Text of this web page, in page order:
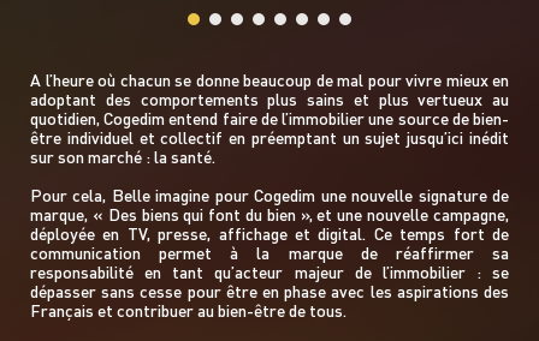
A l’heure où chacun se donne beaucoup de mal pour vivre mieux en
adoptant des comportements plus sains et plus vertueux au
quotidien, Cogedim entend faire de l’immobilier une source de bien-
être individuel et collectif en préemptant un sujet jusqu’ici inédit
sur son marché : la santé.
Pour cela, Belle imagine pour Cogedim une nouvelle signature de
marque, « Des biens qui font du bien », et une nouvelle campagne,
déployée en TV, presse, affichage et digital. Ce temps fort de
communication permet à la marque de réaffirmer sa
responsabilité en tant qu’acteur majeur de l’immobilier : se
dépasser sans cesse pour être en phase avec les aspirations des
Français et contribuer au bien-être de tous.
sont protégés par la législation sur le droit d’auteur
: ce peut être notamment des photographies, des
propriété intellectuelle.
sont protégés par la législation sur les marques.
Les éléments ainsi protégés sont la propriété de
l’Agence ou de tiers ayant autorisé l’Agence à les
exploiter. A ce titre, les reproductions, sur un support
papier ou informatique, des sites et des œuvres et
modèles qui y sont reproduits sont autorisées sous
réserve qu’elles soient strictement réservées à un
usage personnel excluant tout usage à des fins
publicitaires et/ou commerciales et/ou qu’elles soient
conformes aux dispositions de l’article L122-5 du Code
de la Propriété Intellectuelle.